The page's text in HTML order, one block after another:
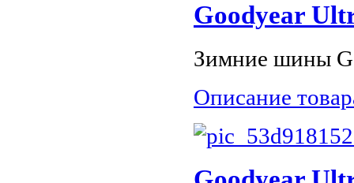
Goodyear
Зимние шины
Описание